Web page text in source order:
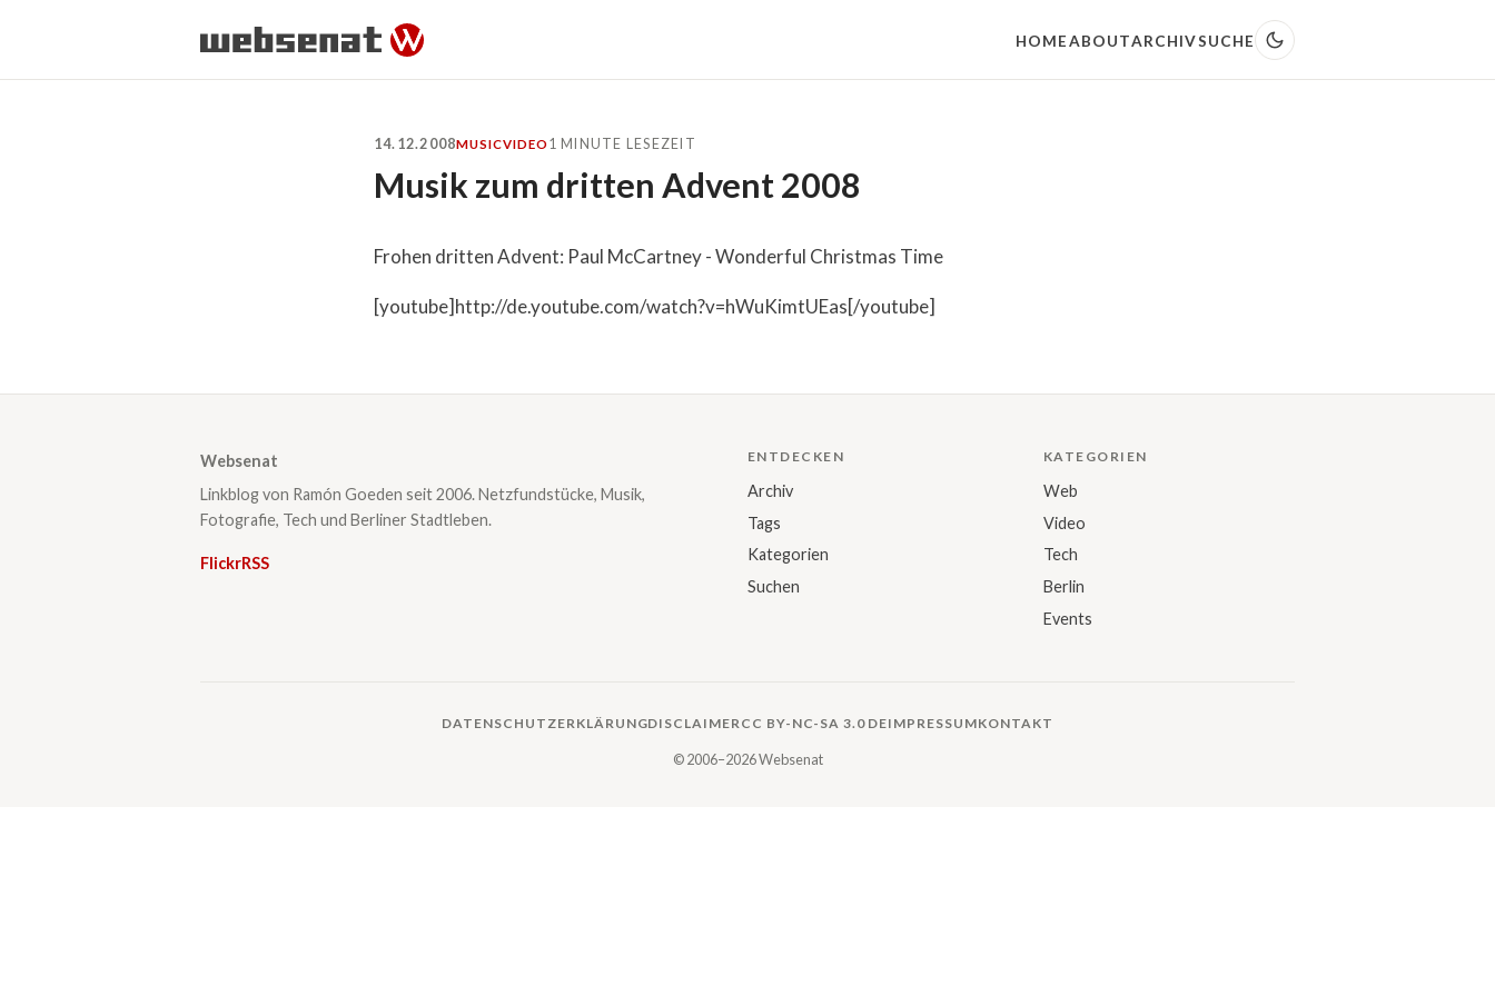
HOMEABOUTARCHIVSUCHE
14.12.2008MUSICVIDEO 1 MINUTE LESEZEIT
Musik zum dritten Advent 2008
Frohen dritten Advent: Paul McCartney - Wonderful Christmas Time
[youtube]http://de.youtube.com/watch?v=hWuKimtUEas[/youtube]
Websenat
Linkblog von Ramón Goeden seit 2006. Netzfundstücke, Musik,
Fotografie, Tech und Berliner Stadtleben.
FlickrRSS
ENTDECKEN
Archiv
Tags
Kategorien
Suchen
KATEGORIEN
Web
Video
Tech
Berlin
Events
DATENSCHUTZERKLÄRUNGDISCLAIMERCC BY-NC-SA 3.0 DEIMPRESSUMKONTAKT
© 2006–2026 Websenat